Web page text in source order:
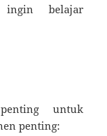
belajar
untuk
penting: